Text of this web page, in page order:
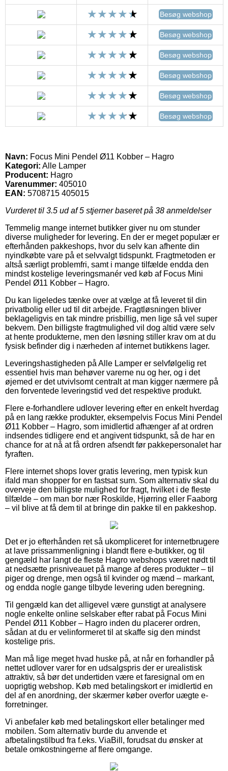
Besøg webshop
Besøg webshop
Besøg webshop
Besøg webshop
Besøg webshop
Besøg webshop
Navn: Focus Mini Pendel Ø11 Kobber – Hagro
Kategori: Alle Lamper
Producent: Hagro
Varenummer: 405010
EAN: 5708715 405015
Vurderet til 3.5 ud af 5 stjerner baseret på 38 anmeldelser
Temmelig mange internet butikker giver nu om stunder
diverse muligheder for levering. En der er meget populær er
efterhånden pakkeshops, hvor du selv kan afhente din
nyindkøbte vare på et selvvalgt tidspunkt. Fragtmetoden er
altså særligt problemfri, samt i mange tilfælde endda den
mindst kostelige leveringsmanér ved køb af Focus Mini
Pendel Ø11 Kobber – Hagro.
Du kan ligeledes tænke over at vælge at få leveret til din
privatbolig eller ud til dit arbejde. Fragtløsningen bliver
beklageligvis en tak mindre prisbillig, men lige så vel super
bekvem. Den billigste fragtmulighed vil dog altid være selv
at hente produkterne, men den løsning stiller krav om at du
fysisk befinder dig i nærheden af internet butikkens lager.
Leveringshastigheden på Alle Lamper er selvfølgelig ret
essentiel hvis man behøver varerne nu og her, og i det
øjemed er det utvivlsomt centralt at man kigger nærmere på
den forventede leveringstid ved det respektive produkt.
Flere e-forhandlere udlover levering efter en enkelt hverdag
på en lang række produkter, eksempelvis Focus Mini Pendel
Ø11 Kobber – Hagro, som imidlertid afhænger af at ordren
indsendes tidligere end et angivent tidspunkt, så de har en
chance for at nå at få ordren afsendt før pakkepersonalet har
fyraften.
Flere internet shops lover gratis levering, men typisk kun
ifald man shopper for en fastsat sum. Som alternativ skal du
overveje den billigste mulighed for fragt, hvilket i de fleste
tilfælde – om man bor nær Roskilde, Hjørring eller Faaborg
– vil blive at få dem til at bringe din pakke til en pakkeshop.
Det er jo efterhånden ret så ukompliceret for internetbrugere
at lave prissammenligning i blandt flere e-butikker, og til
gengæld har langt de fleste Hagro webshops været nødt til
at nedsætte prisniveauet på mange af deres produkter – til
piger og drenge, men også til kvinder og mænd – markant,
og endda nogle gange tilbyde levering uden beregning.
Til gengæld kan det alligevel være gunstigt at analysere
nogle enkelte online selskaber efter rabat på Focus Mini
Pendel Ø11 Kobber – Hagro inden du placerer ordren,
sådan at du er velinformeret til at skaffe sig den mindst
kostelige pris.
Man må lige meget hvad huske på, at når en forhandler på
nettet udlover varer for en udsalgspris der er urealistisk
attraktiv, så bør det undertiden være et faresignal om en
uoprigtig webshop. Køb med betalingskort er imidlertid en
del af en anordning, der skærmer køber overfor uægte e-
forretninger.
Vi anbefaler køb med betalingskort eller betalinger med
mobilen. Som alternativ burde du anvende et
afbetalingstilbud fra f.eks. ViaBill, forudsat du ønsker at
betale omkostningerne af flere omgange.